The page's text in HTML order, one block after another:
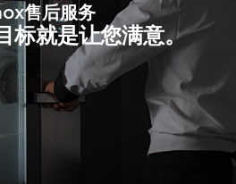
售后服务
标就是让您满意。